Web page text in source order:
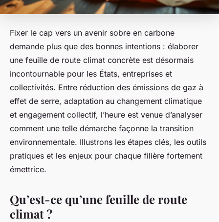
Fixer le cap vers un avenir sobre en carbone
demande plus que des bonnes intentions : élaborer
une feuille de route climat concrète est désormais
incontournable pour les États, entreprises et
collectivités. Entre réduction des émissions de gaz à
effet de serre, adaptation au changement climatique
et engagement collectif, l’heure est venue d’analyser
comment une telle démarche façonne la transition
environnementale. Illustrons les étapes clés, les outils
pratiques et les enjeux pour chaque filière fortement
émettrice.
Qu’est-ce qu’une feuille de route
climat ?